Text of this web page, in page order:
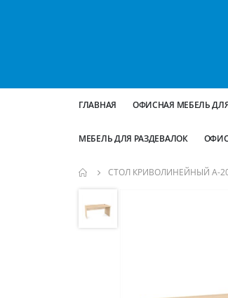
ГЛАВНАЯ ОФИСНАЯ МЕБЕЛЬ
МЕБЕЛЬ ДЛЯ РАЗДЕВАЛОК
СТОЛ КРИВОЛИНЕЙНЫЙ А-
перейти